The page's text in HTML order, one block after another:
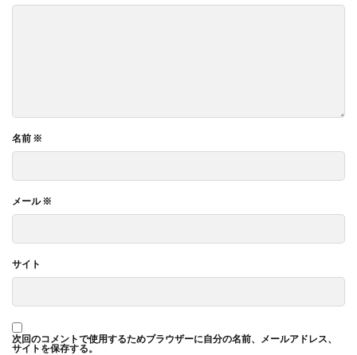
名前 ※
メール※
サイト
次回のコメントで使用するためブラウザーに自分の名前、メールアドレス、
サイトを保存する。